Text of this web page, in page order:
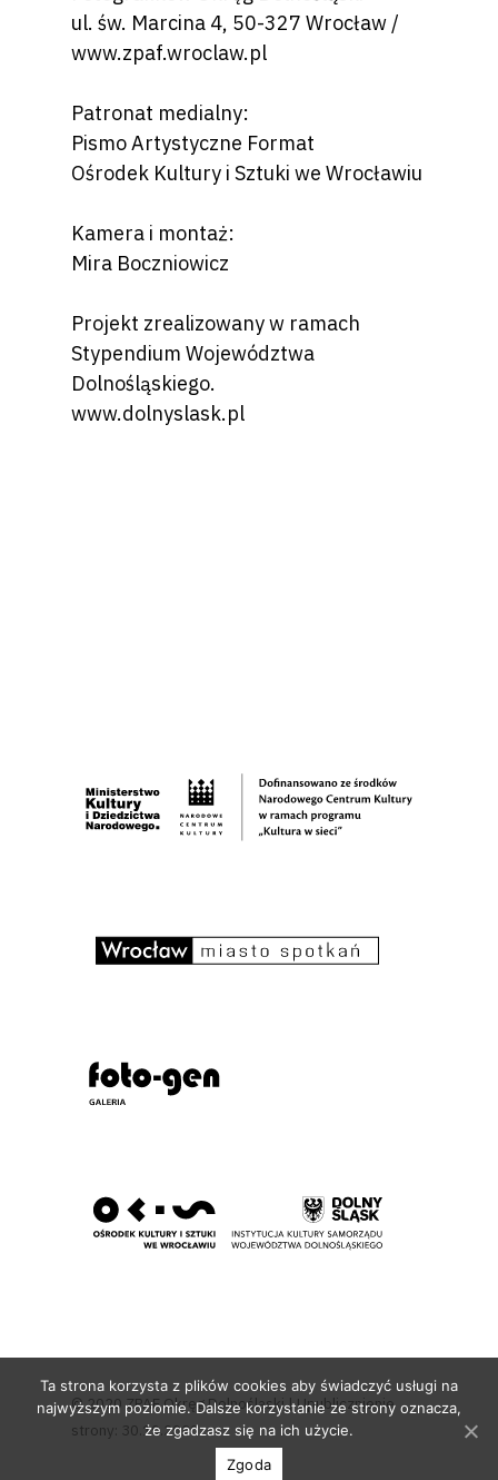
ul. św. Marcina 4, 50-327 Wrocław /
www.zpaf.wroclaw.pl
Patronat medialny:
Pismo Artystyczne Format
Ośrodek Kultury i Sztuki we Wrocławiu
Kamera i montaż:
Mira Boczniowicz
Projekt zrealizowany w ramach
Stypendium Województwa
Dolnośląskiego.
www.dolnyslask.pl
© 2020 ZPAF Okręg Dolnośląski | Upublicznienie
strony: 30.10.2020
Ta strona korzysta z plików cookies aby świadczyć usługi na
najwyższym poziomie. Dalsze korzystanie ze strony oznacza,
że zgadzasz się na ich użycie.
Zgoda